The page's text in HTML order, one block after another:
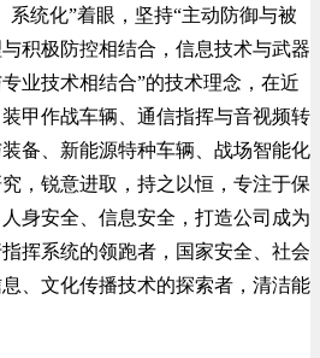
系统化”着眼，坚持“主动防御与被
积极防控相结合，信息技术与武器
业技术相结合”的技术理念，在近
甲作战车辆、通信指挥与音视频转
备、新能源特种车辆、战场智能化
，锐意进取，持之以恒，专注于保
身安全、信息安全，打造公司成为
挥系统的领跑者，国家安全、社会
、文化传播技术的探索者，清洁能